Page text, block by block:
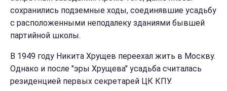
сохранились подземные ходы, соединявшие усадьбу
с расположенными неподалеку зданиями бывшей
партийной школы.
В 1949 году Никита Хрущев переехал жить в Москву.
Однако и после "эры Хрущева" усадьба считалась
резиденцией первых секретарей ЦК КПУ.